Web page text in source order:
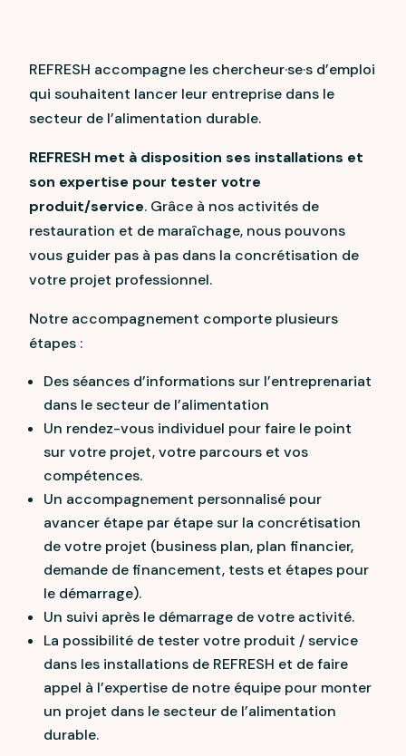
REFRESH accompagne les chercheur·se·s d’emploi
qui souhaitent lancer leur entreprise dans le
secteur de l’alimentation durable.
REFRESH met à disposition ses installations et
son expertise pour tester votre
produit/service. Grâce à nos activités de
restauration et de maraîchage, nous pouvons
vous guider pas à pas dans la concrétisation de
votre projet professionnel.
Notre accompagnement comporte plusieurs
étapes :
Des séances d’informations sur l’entreprenariat
dans le secteur de l’alimentation
Un rendez-vous individuel pour faire le point
sur votre projet, votre parcours et vos
compétences.
Un accompagnement personnalisé pour
avancer étape par étape sur la concrétisation
de votre projet (business plan, plan financier,
demande de financement, tests et étapes pour
le démarrage).
Un suivi après le démarrage de votre activité.
La possibilité de tester votre produit / service
dans les installations de REFRESH et de faire
appel à l’expertise de notre équipe pour monter
un projet dans le secteur de l’alimentation
durable.